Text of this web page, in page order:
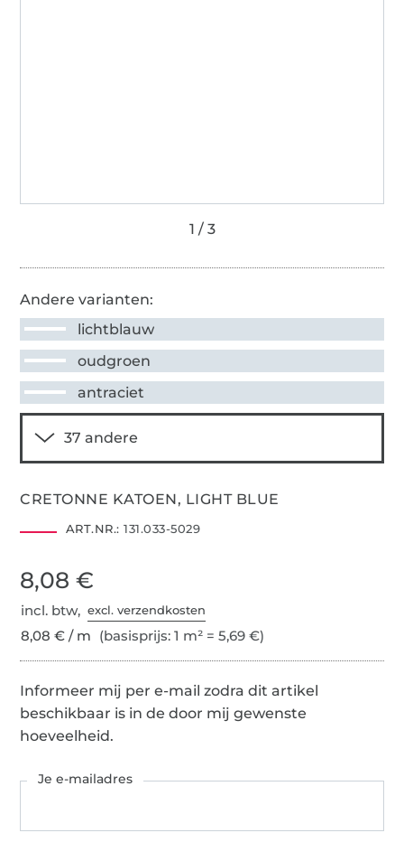
Andere varianten:
lichtblauw
oudgroen
antraciet
CRETONNE KATOEN, LIGHT BLUE
ART.NR.: 131.033-5029
8,08 €
incl. btw,excl. verzendkosten
8,08 € / m (basisprijs: 1 m² = 5,69 €)
Informeer mij per e-mail zodra dit artikel
beschikbaar is in de door mij gewenste
hoeveelheid.
Je e-mailadres